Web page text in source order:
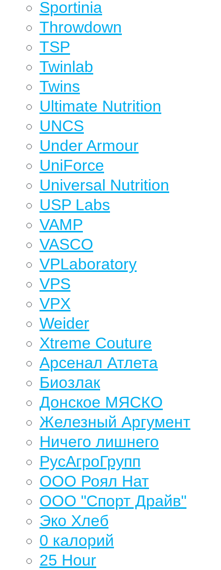
Sportinia
Throwdown
TSP
Twinlab
Twins
Ultimate Nutrition
UNCS
Under Armour
UniForce
Universal Nutrition
USP Labs
VAMP
VASCO
VPLaboratory
VPS
VPX
Weider
Xtreme Couture
Арсенал Атлета
Биозлак
Донское МЯСКО
Железный Аргумент
Ничего лишнего
РусАгроГрупп
ООО Роял Нат
ООО "Спорт Драйв"
Эко Хлеб
0 калорий
25 Hour